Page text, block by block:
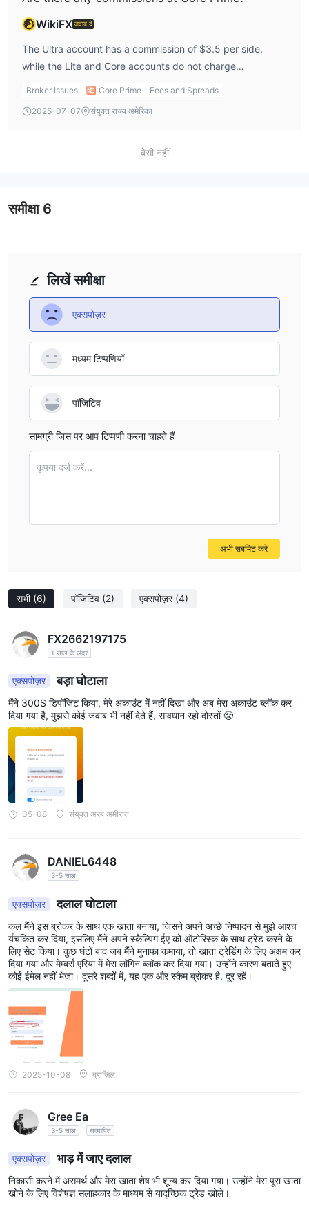
WikiFXजवाब दें
The Ultra account has a commission of $3.5 per side,
while the Lite and Core accounts do not charge
commissions. I find the commission-free options appealing
if I’m looking for raw spreads and am willing to pay the
Broker Issues Core Prime
Fees and Spreads
2025-07-07
संयुक्त राज्य अमेरिका
बेसी नहीं
सभी (6) पॉजिटिव (2) एक्सपोज़र (4)
FX2662197175
1 साल के अंदर
एक्सपोज़र बड़ा घोटाला
मैंने 300$ डिपॉजिट किया, मेरे अकाउंट में नहीं दिखा और अब मेरा अकाउंट ब्लॉक कर
दिया गया है, मुझसे कोई जवाब भी नहीं देते हैं, सावधान रहो दोस्तों 😤
05-08 संयुक्त अरब अमीरात
DANIEL6448
3-5 साल
एक्सपोज़र दलाल घोटाला
कल मैंने इस ब्रोकर के साथ एक खाता बनाया, जिसने अपने अच्छे निष्पादन से मुझे आश्च
र्यचकित कर दिया, इसलिए मैंने अपने स्कैल्पिंग ईए को ऑटोरिस्क के साथ ट्रेड करने के
लिए सेट किया। कुछ घंटों बाद जब मैंने मुनाफा कमाया, तो खाता ट्रेडिंग के लिए अक्षम कर
दिया गया और मेम्बर्स एरिया में मेरा लॉगिन ब्लॉक कर दिया गया। उन्होंने कारण बताते हुए
कोई ईमेल नहीं भेजा। दूसरे शब्दों में, यह एक और स्कैम ब्रोकर है, दूर रहें।
2025-10-08 ब्राज़िल
Gree Ea
3-5 साल सत्यापित
एक्सपोज़र भाड़ में जाए दलाल
निकासी करने में असमर्थ और मेरा खाता शेष भी शून्य कर दिया गया। उन्होंने मेरा पूरा खाता
खोने के लिए विशेषज्ञ सलाहकार के माध्यम से यादृच्छिक ट्रेड खोले।
लिखें समीक्षा
एक्सपोज़र
मध्यम टिप्पणियाँ
पॉजिटिव
सामग्री जिस पर आप टिप्पणी करना चाहते हैं
कृपया दर्ज करें...
अभी सबमिट करे
समीक्षा6